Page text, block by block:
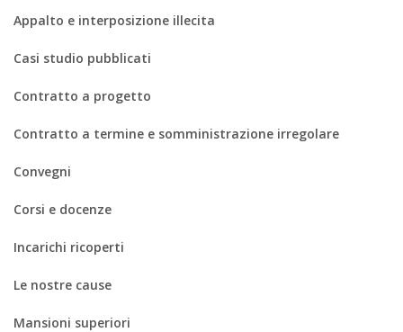
Appalto e interposizione illecita
Casi studio pubblicati
Contratto a progetto
Contratto a termine e somministrazione irregolare
Convegni
Corsi e docenze
Incarichi ricoperti
Le nostre cause
Mansioni superiori